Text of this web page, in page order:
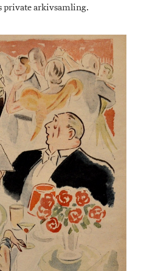
private arkivsamling.